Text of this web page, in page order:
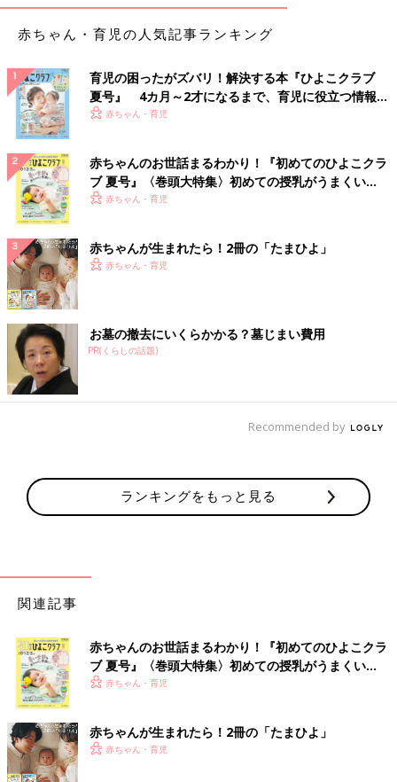
赤ちゃん・育児の人気記事ランキング
育児の困ったがズバリ！解決する本『ひよこクラブ
夏号』 4カ月～2才になるまで、育児に役立つ情報が
いっぱい！
赤ちゃん・育児
赤ちゃんのお世話まるわかり！『初めてのひよこクラ
ブ 夏号』〈巻頭大特集〉初めての授乳がうまくい
く！ おっぱい・ミルクの基本と夏のトラブル 解決テ
赤ちゃん・育児
赤ちゃんが生まれたら！2冊の「たまひよ」
赤ちゃん・育児
お墓の撤去にいくらかかる？墓じまい費用
PR(くらしの話題)
Recommended by
ランキングをもっと見る
関連記事
赤ちゃんのお世話まるわかり！『初めてのひよこクラ
ブ 夏号』〈巻頭大特集〉初めての授乳がうまくい
く！ おっぱい・ミルクの基本と夏のトラブル 解決テ
赤ちゃん・育児
赤ちゃんが生まれたら！2冊の「たまひよ」
赤ちゃん・育児